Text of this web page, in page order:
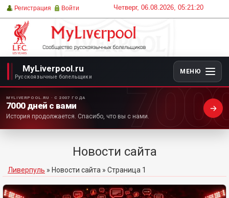
Четверг, 06.08.2026, 05:21:20
Регистрация Войти
MyLiverpool.ru
Русскоязычные болельщики
МЕНЮ
MYLIVERPOOL.RU · С 2007 ГОДА
7000 дней с вами
История продолжается. Спасибо, что вы с нами.
Новости сайта
Ливерпуль » Новости сайта » Страница 1